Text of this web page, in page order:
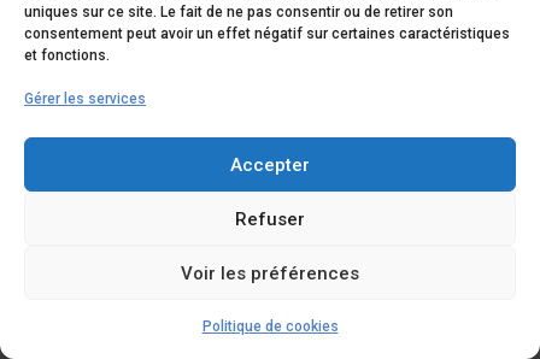
uniques sur ce site. Le fait de ne pas consentir ou de retirer son
consentement peut avoir un effet négatif sur certaines caractéristiques
et fonctions.
Gérer les services
Accepter
Refuser
Voir les préférences
Politique de cookies
Mots de passe :
pourquoi votre
entreprise est peut-être
y remédier)
Conseil